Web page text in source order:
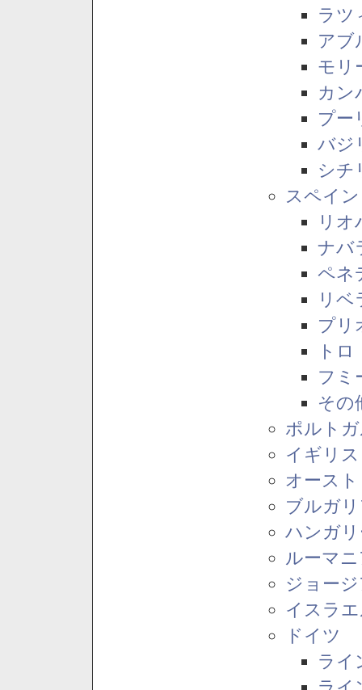
ラツ
アブ
モリ
カン
プー
バジ
シチ
スペイン
リオ
ナバ
ペネ
リベ
プリ
トロ
フミ
その
ポルト
イギリス
オース
ブルガ
ハンガ
ルーマ
ジョー
イスラ
ドイツ
ライ